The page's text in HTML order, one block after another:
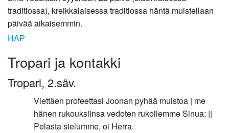
traditiossa), kreikkalaisessa traditiossa häntä muistellaan
päivää aikaisemmin.
HAP
Tropari ja kontakki
Tropari, 2.säv.
Viettäen profeettasi Joonan pyhää muistoa | me
hänen rukouksiinsa vedoten rukoilemme Sinua: ||
Pelasta sielumme, oi Herra.